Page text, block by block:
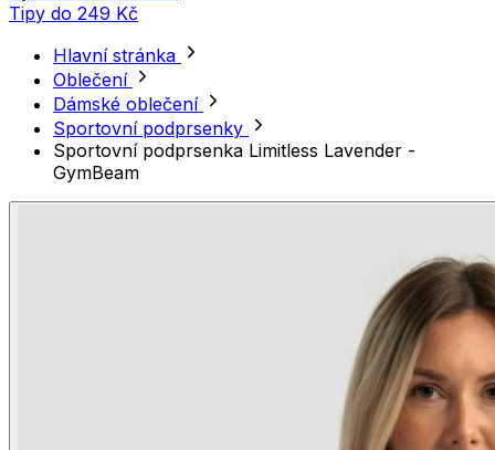
Tipy do 249 Kč
Hlavní stránka
Oblečení
Dámské oblečení
Sportovní podprsenky
Sportovní podprsenka Limitless Lavender -
GymBeam